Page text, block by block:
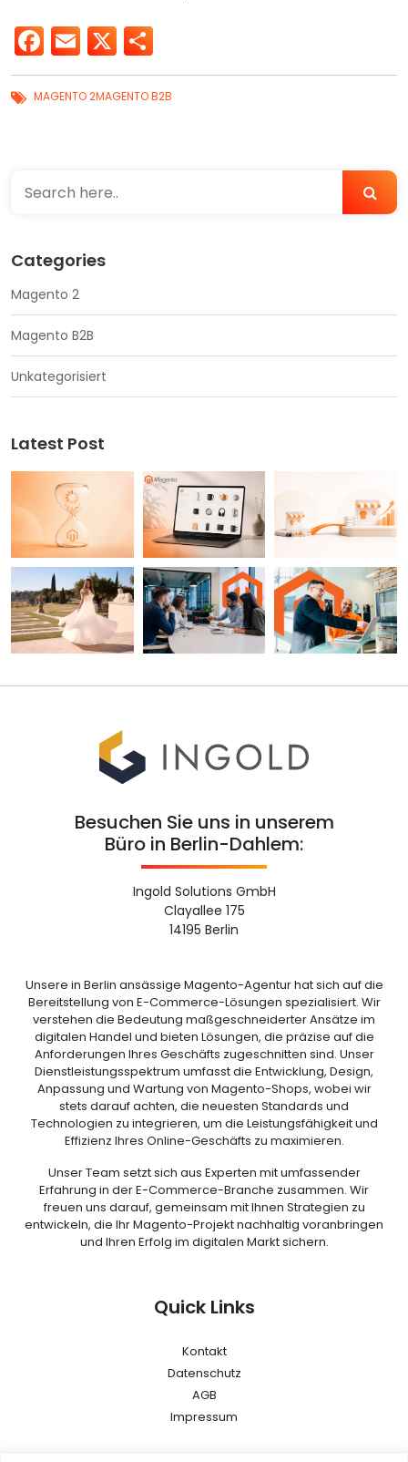
Facebook
Email
X
MAGENTO 2MAGENTO B2B
Categories
Magento 2
Magento B2B
Unkategorisiert
Latest Post
Besuchen Sie uns in unserem
Büro in Berlin-Dahlem:
Ingold Solutions GmbH
Clayallee 175
14195 Berlin
Unsere in Berlin ansässige Magento-Agentur hat sich auf die
Bereitstellung von E-Commerce-Lösungen spezialisiert. Wir
verstehen die Bedeutung maßgeschneiderter Ansätze im
digitalen Handel und bieten Lösungen, die präzise auf die
Anforderungen Ihres Geschäfts zugeschnitten sind. Unser
Dienstleistungsspektrum umfasst die Entwicklung, Design,
Anpassung und Wartung von Magento-Shops, wobei wir
stets darauf achten, die neuesten Standards und
Technologien zu integrieren, um die Leistungsfähigkeit und
Effizienz Ihres Online-Geschäfts zu maximieren.
Unser Team setzt sich aus Experten mit umfassender
Erfahrung in der E-Commerce-Branche zusammen. Wir
freuen uns darauf, gemeinsam mit Ihnen Strategien zu
entwickeln, die Ihr Magento-Projekt nachhaltig voranbringen
und Ihren Erfolg im digitalen Markt sichern.
Quick Links
Kontakt
Datenschutz
AGB
Impressum